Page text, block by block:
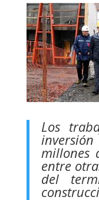
Los
millones
entre
del